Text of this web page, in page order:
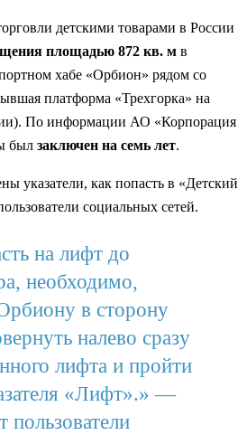
детскими товарами в России
площадью 872 кв. м в
хабе «Орбион» рядом со
платформа «Трехгорка» на
По информации АО «Корпорация
был заключен на семь лет.
указатели, как попасть в «Детский
социальных сетей.
на лифт до
необходимо,
в сторону
налево сразу
лифта и пройти
«Лифт».» —
пользователи